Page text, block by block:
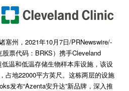
塞州，2021年10月7日/PRNewswire/-
票代码：BRKS）携手Cleveland
温和低温存储生物样本库设施，该设
占地22000平方英尺。这栋两层的设施
发布“Azenta安升达”新品牌，深入推